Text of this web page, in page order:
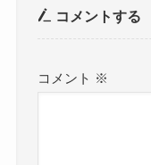
コメントする
コメント ※